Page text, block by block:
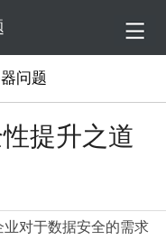
问题
提升之道
对于数据安全的需求